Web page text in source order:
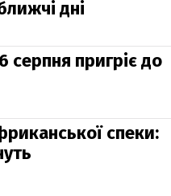
дні
серпня пригріє до
спеки: